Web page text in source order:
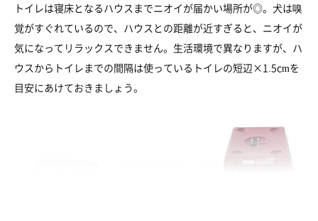
トイレは寝床となるハウスまでニオイが届かい場所が◎。犬は嗅
覚がすぐれているので、ハウスとの距離が近すぎると、ニオイが
気になってリラックスできません。生活環境で異なりますが、ハ
ウスからトイレまでの間隔は使っているトイレの短辺×1.5cmを
目安にあけておきましょう。